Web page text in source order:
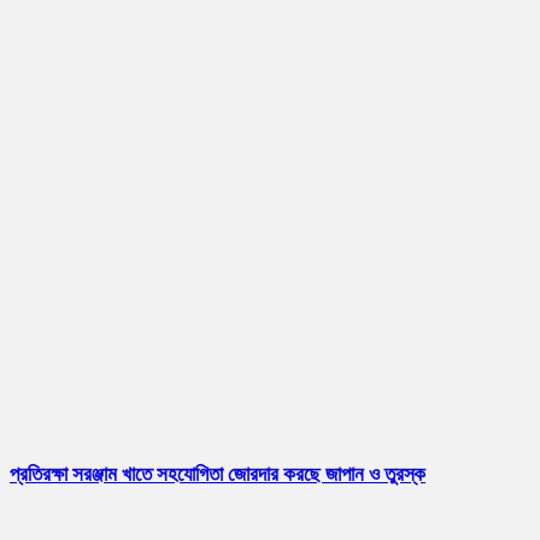
প্রতিরক্ষা সরঞ্জাম খাতে সহযোগিতা জোরদার করছে জাপান ও তুরস্ক